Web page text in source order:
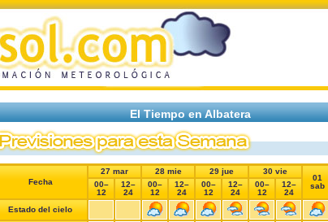
El Tiempo en Albatera
Fecha
27 mar 28 mie 29 jue 30 vie
01
sab
00–
12
12–
24
00–
12
12–
24
00–
12
12–
24
00–
12
12–
24
Estado del cielo